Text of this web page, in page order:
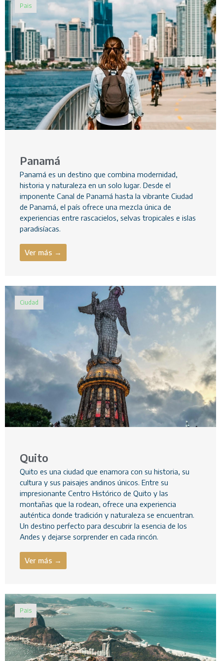
Pais
Panamá
Panamá es un destino que combina modernidad,
historia y naturaleza en un solo lugar. Desde el
imponente Canal de Panamá hasta la vibrante Ciudad
de Panamá, el país ofrece una mezcla única de
experiencias entre rascacielos, selvas tropicales e islas
paradisíacas.
Ver más →
Ciudad
Quito
Quito es una ciudad que enamora con su historia, su
cultura y sus paisajes andinos únicos. Entre su
impresionante Centro Histórico de Quito y las
montañas que la rodean, ofrece una experiencia
auténtica donde tradición y naturaleza se encuentran.
Un destino perfecto para descubrir la esencia de los
Andes y dejarse sorprender en cada rincón.
Ver más →
Pais